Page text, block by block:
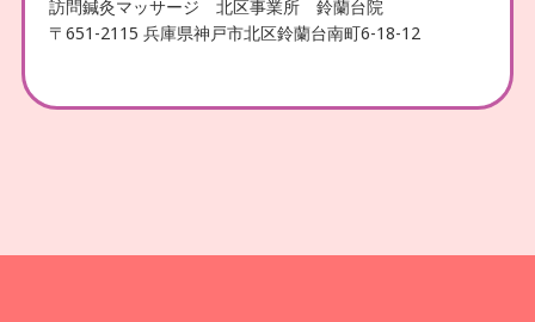
訪問鍼灸マッサージ 北区事業所 鈴蘭台院
〒651-2115 兵庫県神戸市北区鈴蘭台南町6-18-12